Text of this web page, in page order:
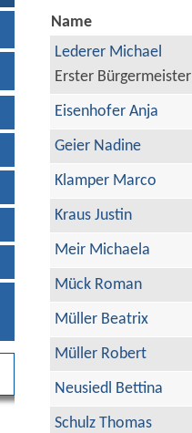
Name
Lederer Michael
Erster Bürgermeister
Eisenhofer Anja
Geier Nadine
Klamper Marco
Kraus Justin
Meir Michaela
Mück Roman
Müller Beatrix
Müller Robert
Neusiedl Bettina
Schulz Thomas